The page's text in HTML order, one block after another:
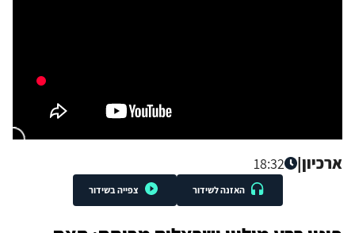
ארכיון|
18:32
האזנה לשידור צפייה בשידור